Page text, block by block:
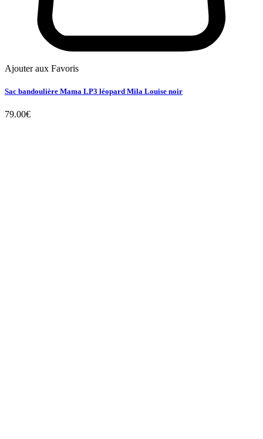
Ajouter aux Favoris
Sac bandoulière Mama LP3 léopard Mila Louise noir
79.00€